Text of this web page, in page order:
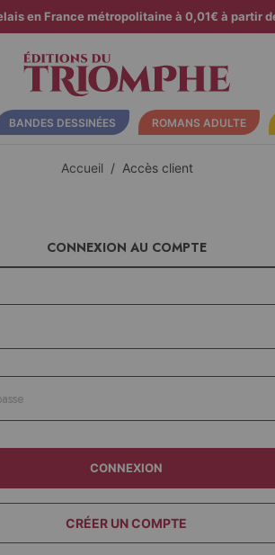
en France métropolitaine à 0,01€ à partir
BANDES DESSINÉES ROMANS ADULTE
Accueil Accès client
CONNEXION AU COMPTE
CONNEXION
CRÉER UN COMPTE